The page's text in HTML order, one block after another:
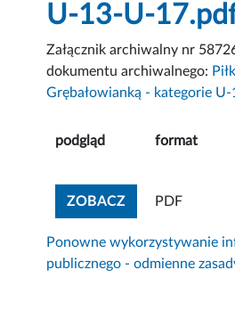
U-13-U-
Załącznik archiwalny nr
dokumentu archiwalnego:
Grębałowianką - kategorie
podgląd format
ZOBACZZOBACZ
PDF
Ponowne wykorzystywanie
publicznego - odmienne